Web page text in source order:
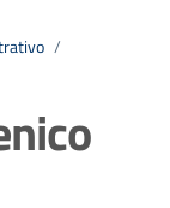
/